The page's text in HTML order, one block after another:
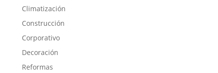
Climatización
Construcción
Corporativo
Decoración
Reformas